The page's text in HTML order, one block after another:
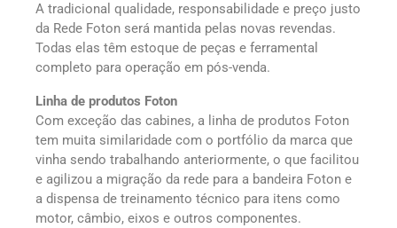
A tradicional qualidade, responsabilidade e preço justo
da Rede Foton será mantida pelas novas revendas.
Todas elas têm estoque de peças e ferramental
completo para operação em pós-venda.
Linha de produtos Foton
Com exceção das cabines, a linha de produtos Foton
tem muita similaridade com o portfólio da marca que
vinha sendo trabalhando anteriormente, o que facilitou
e agilizou a migração da rede para a bandeira Foton e
a dispensa de treinamento técnico para itens como
motor, câmbio, eixos e outros componentes.